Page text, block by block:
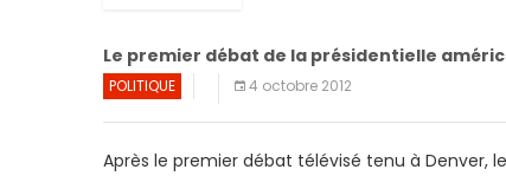
Le premier débat de la présidentielle
POLITIQUE 4 octobre 2012
Après le premier débat télévisé tenu à Denver,